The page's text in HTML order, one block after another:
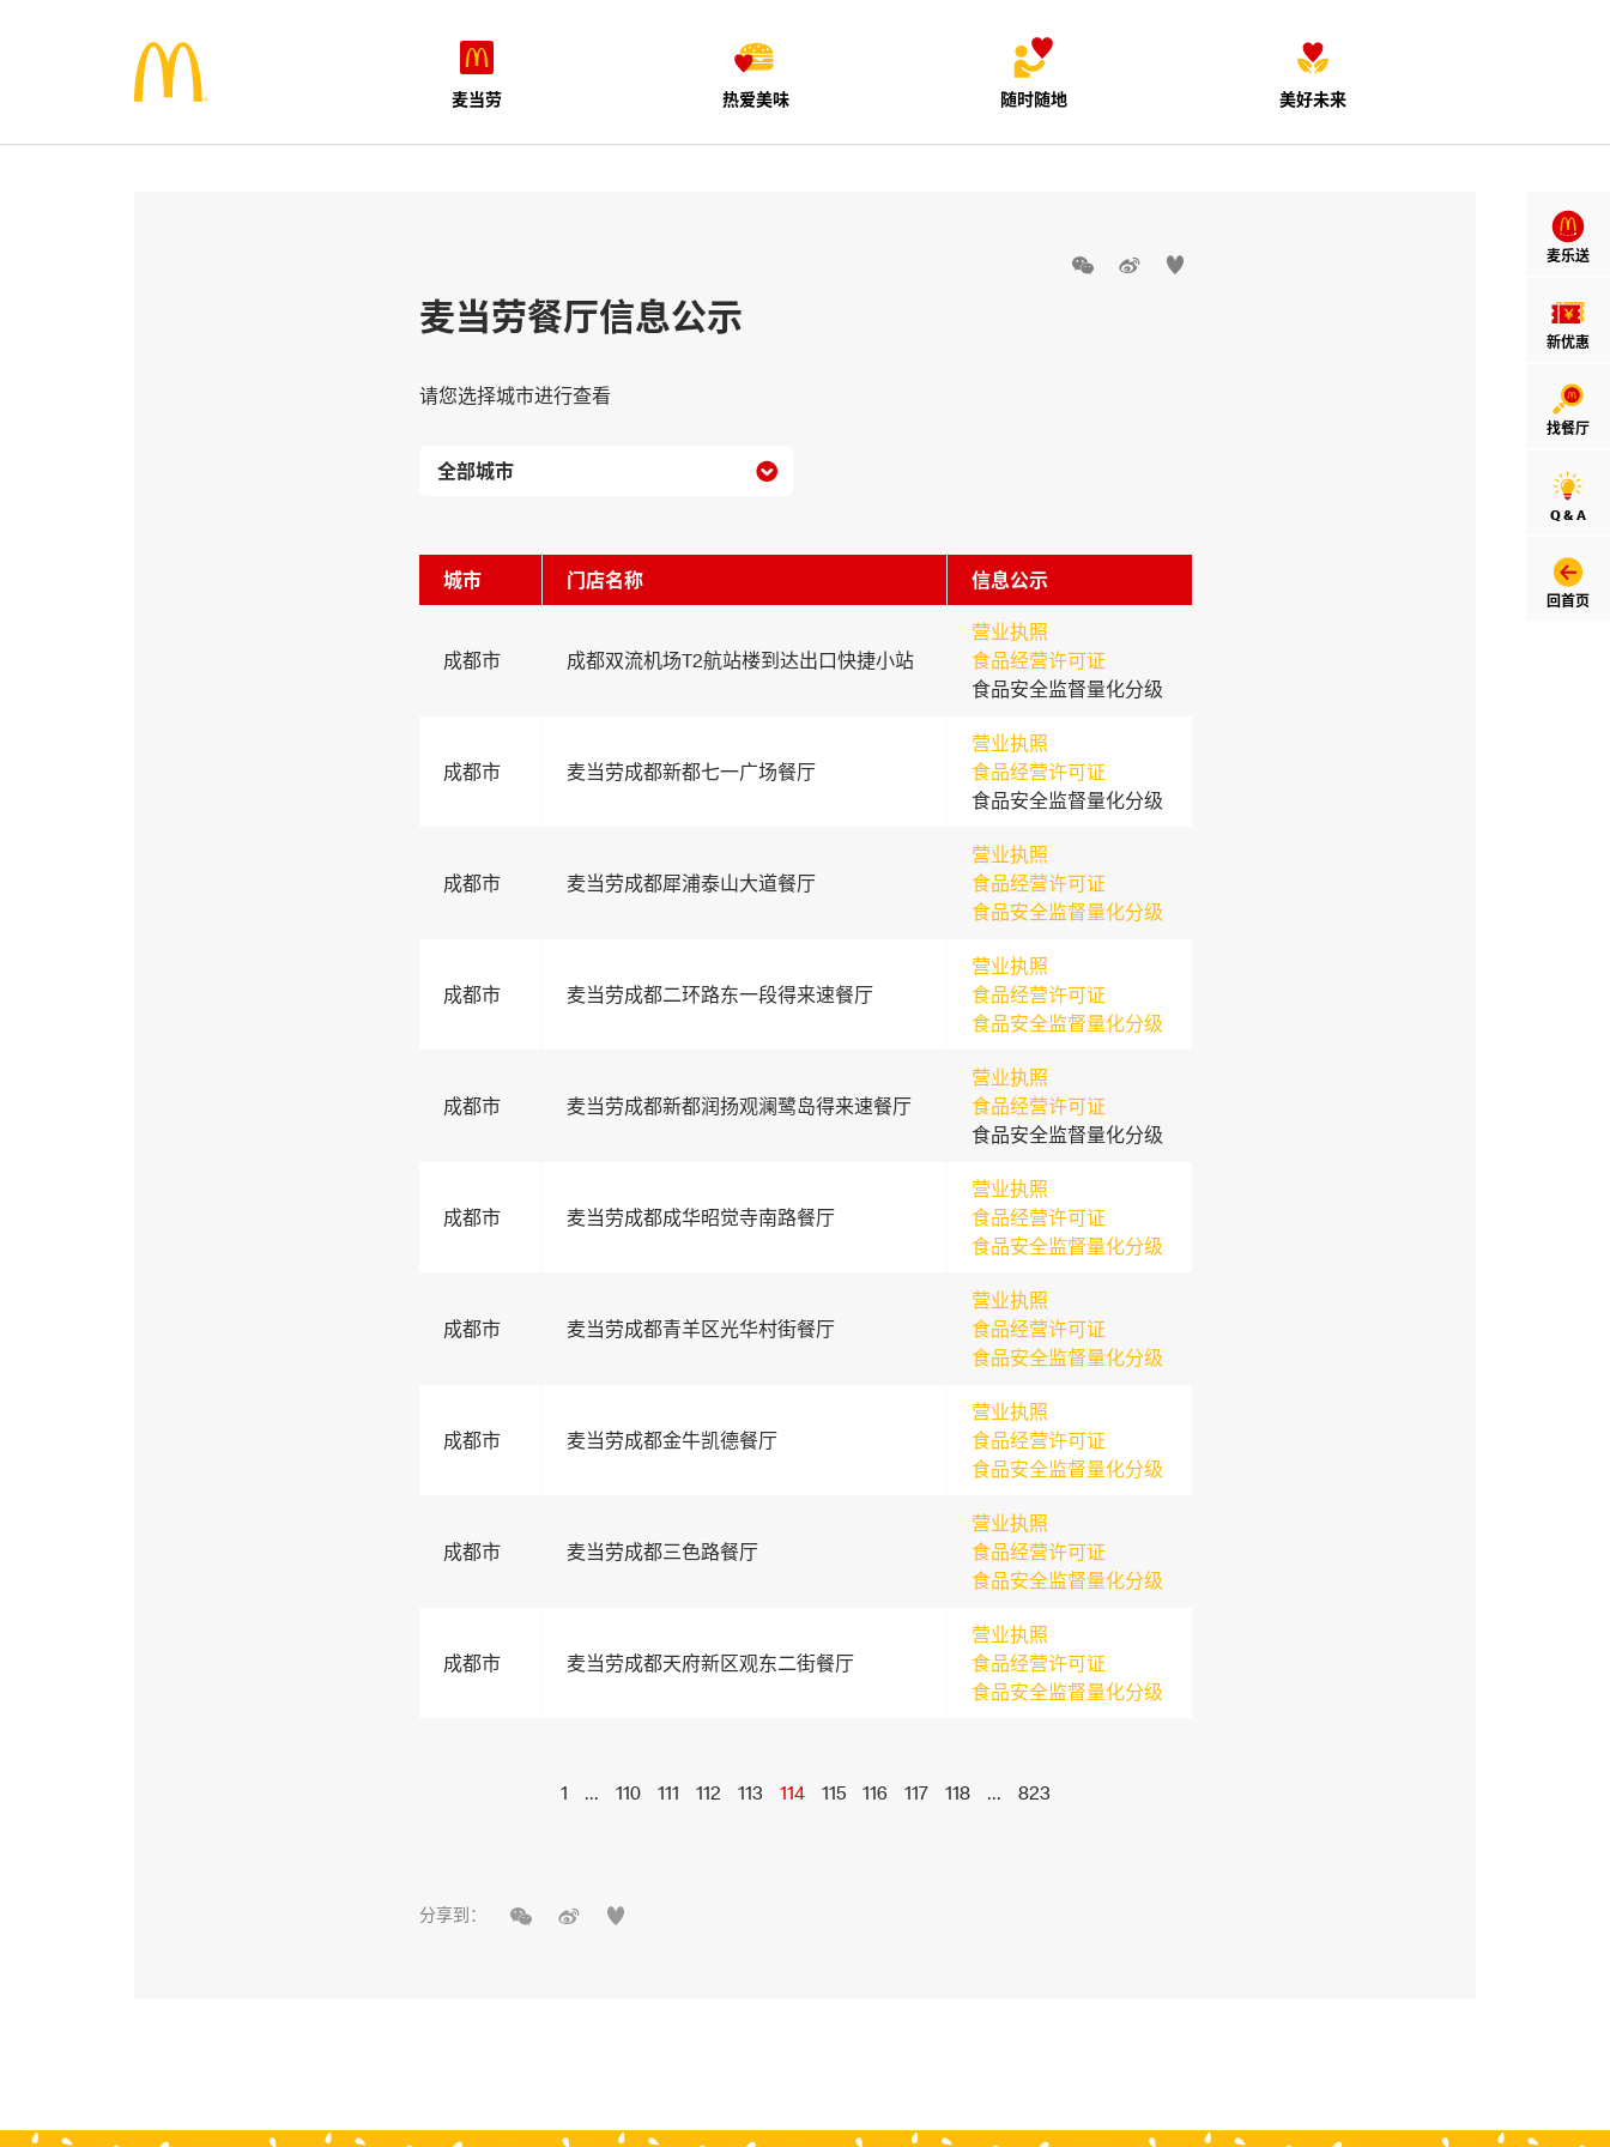
麦当劳 热爱美味 随时随地 美好未来
麦乐送
新优惠
找餐厅
Q & A
回首页
  
麦当劳餐厅信息公示
请您选择城市进行查看

城市 门店名称 信息公示
成都市 成都双流机场T2航站楼到达出口快捷小站
营业执照
食品经营许可证
食品安全监督量化分级
成都市 麦当劳成都新都七一广场餐厅
营业执照
食品经营许可证
食品安全监督量化分级
成都市 麦当劳成都犀浦泰山大道餐厅
营业执照
食品经营许可证
食品安全监督量化分级
成都市 麦当劳成都二环路东一段得来速餐厅
营业执照
食品经营许可证
食品安全监督量化分级
成都市 麦当劳成都新都润扬观澜鹭岛得来速餐厅
营业执照
食品经营许可证
食品安全监督量化分级
成都市 麦当劳成都成华昭觉寺南路餐厅
营业执照
食品经营许可证
食品安全监督量化分级
成都市 麦当劳成都青羊区光华村街餐厅
营业执照
食品经营许可证
食品安全监督量化分级
成都市 麦当劳成都金牛凯德餐厅
营业执照
食品经营许可证
食品安全监督量化分级
成都市 麦当劳成都三色路餐厅
营业执照
食品经营许可证
食品安全监督量化分级
成都市 麦当劳成都天府新区观东二街餐厅
营业执照
食品经营许可证
食品安全监督量化分级
1 ... 110 111 112 113 114 115 116 117 118 ... 823
分享到：   